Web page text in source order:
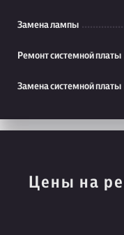
Замена лампы
Ремонт системной платы
Замена системной платы
Цены на